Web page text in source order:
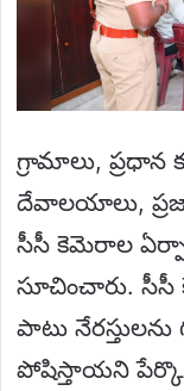
గ్రామాలు, ప్రధాన
దేవాలయాలు, ప్రజా
సీసీ కెమెరాల
సూచించారు.
పాటు నేరస్తులను
పోషిస్తాయని